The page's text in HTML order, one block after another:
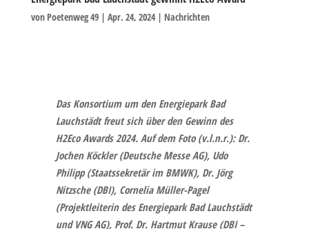
von Poetenweg 49| Apr. 24, 2024| Nachrichten
Das Konsortium um den Energiepark Bad
Lauchstädt freut sich über den Gewinn des
H2Eco Awards 2024. Auf dem Foto (v.l.n.r.): Dr.
Jochen Köckler (Deutsche Messe AG), Udo
Philipp (Staatssekretär im BMWK), Dr. Jörg
Nitzsche (DBI), Cornelia Müller-Pagel
(Projektleiterin des Energiepark Bad Lauchstädt
und VNG AG), Prof. Dr. Hartmut Krause (DBI –